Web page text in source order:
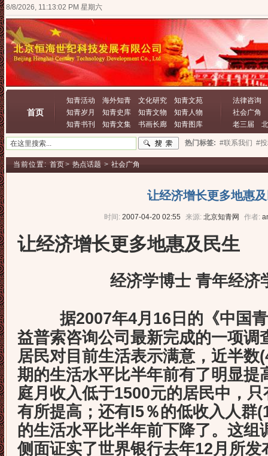
8/8/2026, 11:13:03 PM 星期六
首页
知青活动 海外知青 文化研究
知青文苑
知青岁月
知青史库 知青文物
知青人物
知青书刊
知青文集 书画长廊 知青图库
法律咨询
社会广角
老三届
热门标签: #联系我们 #
当前位置: 首页> 热点话题 > 社会广角
让经济增长更多地惠
时间: 2007-04-20 02:55 来源: 北京知青网 作者:
让经济增长更多地惠及民生
经济学博士 青年经济
据2007年4月16日的《中国
益普索咨询公司最新完成的一项调
居民对目前生活表示满意，近半数
期的生活水平比半年前有了明显提
庭月收入低于1500元的居民中，
有所提高；还有l5％的低收入人群
的生活水平比半年前下降了。这组
侧面证实了世界银行去年12月所发